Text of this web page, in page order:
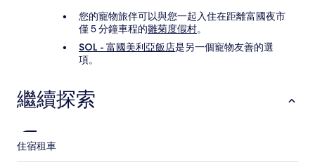
您的寵物旅伴可以與您一起入住在距離富國夜市
僅 5 分鐘車程的雛菊度假村。
SOL - 富國美利亞飯店是另一個寵物友善的選
項。
繼續探索
住宿租車